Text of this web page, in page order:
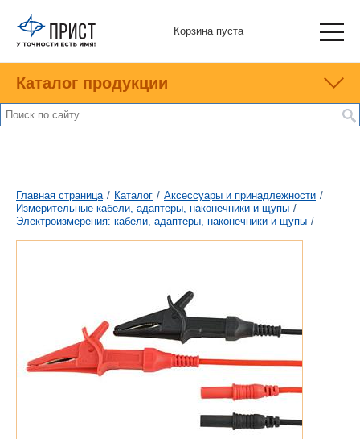
Корзина пуста
Каталог продукции
Главная страница / Каталог / Аксессуары и принадлежности /
Измерительные кабели, адаптеры, наконечники и щупы /
Электроизмерения: кабели, адаптеры, наконечники и щупы /